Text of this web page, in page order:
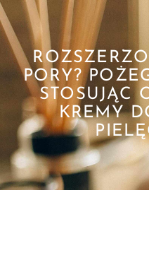
PORY?
STOSUJĄC
KREMY